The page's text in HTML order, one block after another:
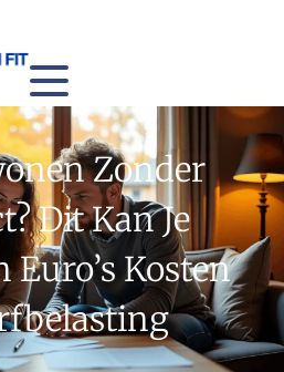
Zonder
Dit Kan Je
Kosten